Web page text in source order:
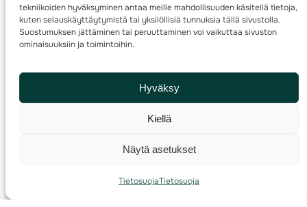
tekniikoiden hyväksyminen antaa meille mahdollisuuden käsitellä tietoja,
kuten selauskäyttäytymistä tai yksilöllisiä tunnuksia tällä sivustolla.
Suostumuksen jättäminen tai peruuttaminen voi vaikuttaa sivuston
ominaisuuksiin ja toimintoihin.
Hyväksy
Kiellä
Näytä asetukset
TietosuojaTietosuoja
Ratamestari
© 2025 ·Suomen Suunnistusliitto· Valimotie 10, 00380 Helsinki, Finland
info(a)suunnistusliitto.fi,Rastilipun asiat: rastilippu(a)suunnistusliitto.fi
Kilpailut ja kuntorastit – Rastilippu:::Rastilipun ohjeet